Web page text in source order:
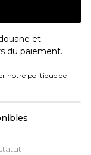
et
du paiement.
notre politique de